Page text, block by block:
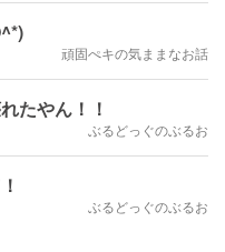
頑固ぺキの気ままなお話
たやん！！
ぶるどっぐのぶるお
ぶるどっぐのぶるお